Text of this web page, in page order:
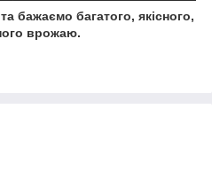
бажаємо багатого, якісного,
врожаю.